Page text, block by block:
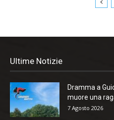
Ultime Notizie
Dramma a
muore una
7 Agosto 2026